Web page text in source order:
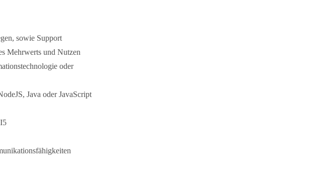
sowie Support
Mehrwerts und Nutzen
oder
Java oder JavaScript